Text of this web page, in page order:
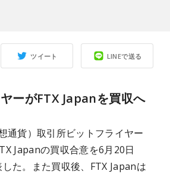
ツイート LINEで送る
ーがFTX Japanを買収へ
通貨）取引所ビットフライヤー
Japanの買収合意を6月20日
た。また買収後、FTX Japanは